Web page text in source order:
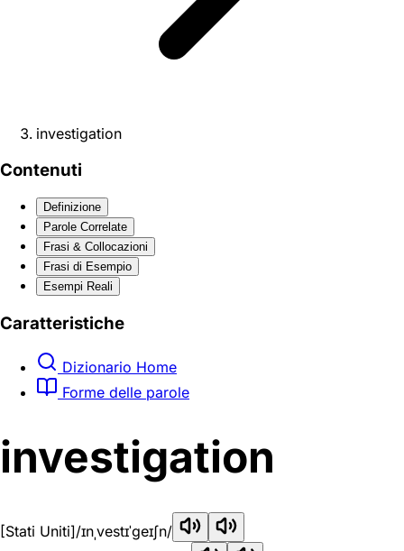
investigation
Contenuti
Definizione
Parole Correlate
Frasi & Collocazioni
Frasi di Esempio
Esempi Reali
Caratteristiche
Dizionario Home
Forme delle parole
investigation
[Stati Uniti]/ɪnˌvestɪˈɡeɪʃn/